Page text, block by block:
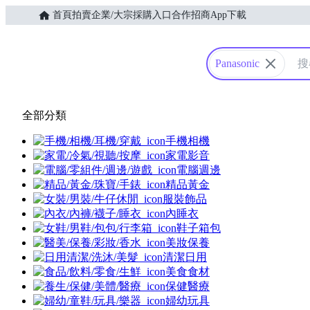
首頁拍賣企業/大宗採購入口 合作招商App下載
Yahoo購物中心
Panasonic
全部分類
手機相機
家電影音
電腦週邊
精品黃金
服裝飾品
內睡衣
鞋子箱包
美妝保養
清潔日用
美食食材
保健醫療
婦幼玩具